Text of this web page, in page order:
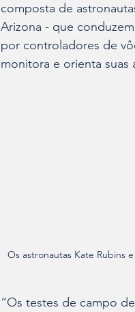
composta de
Arizona - que
por controladores de
monitora e orienta suas
Os astronautas Kate Rubins
“Os testes de campo